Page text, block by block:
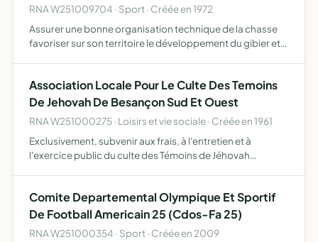
RNA W251009704 · Sport · Créée en 1972
Assurer une bonne organisation technique de la chasse
favoriser sur son territoire le développement du gibier et
cy…
Association Locale Pour Le Culte Des Temoins
De Jehovah De Besançon Sud Et Ouest
RNA W251000275 · Loisirs et vie sociale · Créée en 1961
Exclusivement, subvenir aux frais, à l'entretien et à
l'exercice public du culte des Témoins de Jéhovah
construire …
Comite Departemental Olympique Et Sportif
De Football Americain 25 (Cdos-Fa 25)
RNA W251000354 · Sport · Créée en 2009